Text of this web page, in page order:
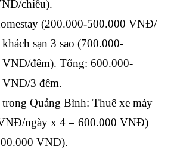
chiều).
(200.000-500.000 VNĐ/
sạn 3 sao (700.000-
VNĐ/đêm). Tổng: 600.000-
VNĐ/3 đêm.
Quảng Bình: Thuê xe máy
ngày x 4 = 600.000 VNĐ)
VNĐ).